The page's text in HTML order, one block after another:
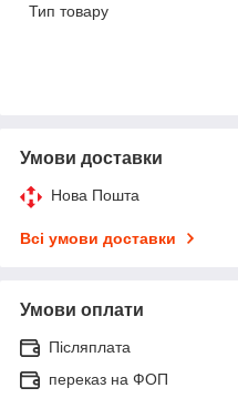
Тип товару
Умови доставки
Нова Пошта
Всі умови доставки
Умови оплати
Післяплата
переказ на ФОП